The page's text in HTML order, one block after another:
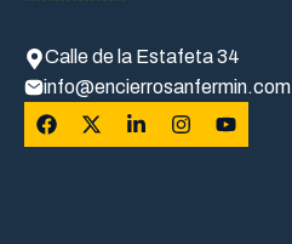
Calle de la Estafeta 34
info@encierrosanfermin.com